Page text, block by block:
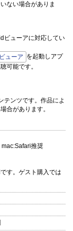
ない場合がありま
ビューアに対応してい
ューア を起動しアプ
可能です。
テンツです。作品によ
合があります。
推奨
す。ゲスト購入では